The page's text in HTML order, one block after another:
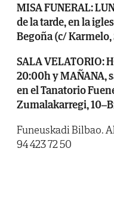
MISA FUNERAL:
de la tarde, en la
Begoña (c/
SALA VELATORIO:
20:00h y MAÑANA,
en el Tanatorio
Zumalakarregi,
Funeuskadi Bilbao.
94 423 72 50